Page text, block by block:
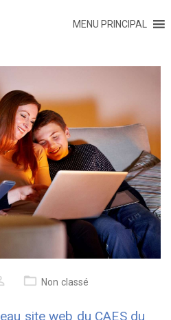
MENU PRINCIPAL
Non classé
site web du CAES du